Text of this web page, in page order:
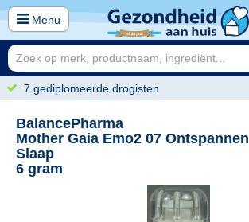
Menu
7 gediplomeerde drogisten
BalancePharma
Mother Gaia Emo2 07 Ontspannen
Slaap
6 gram